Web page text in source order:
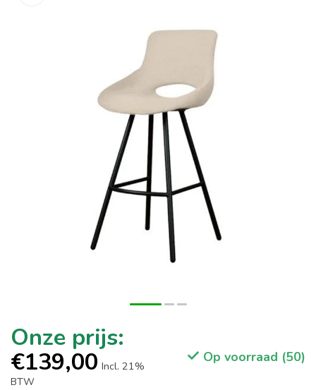
€139,00 Incl. 21%
BTW
Op voorraad (50)